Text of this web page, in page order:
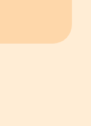
ikkunassa